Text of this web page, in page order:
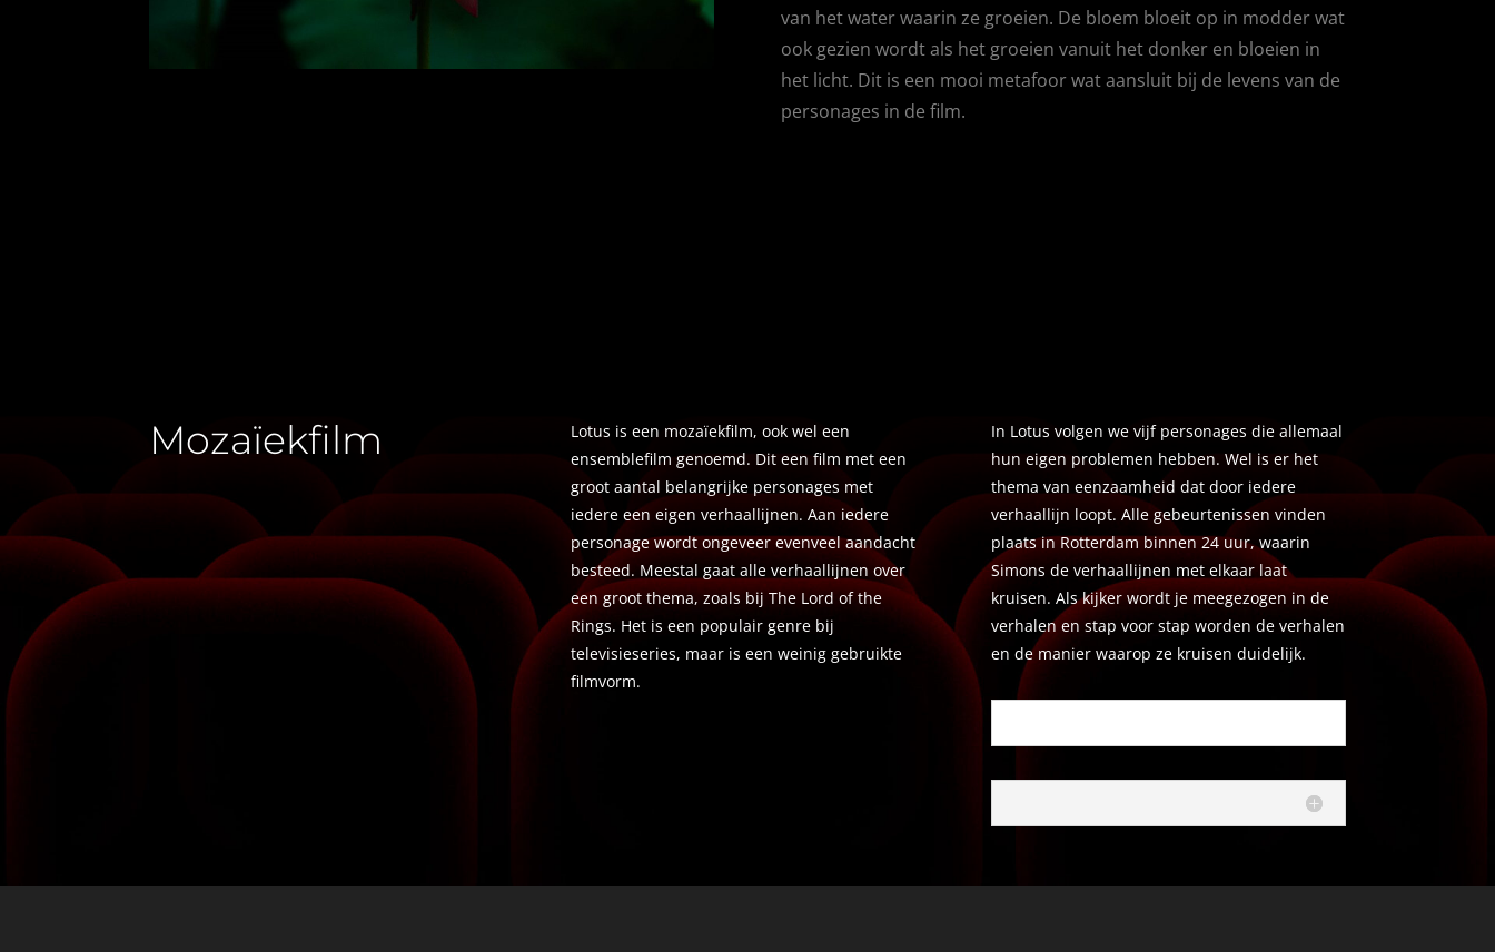
van het water waarin ze groeien. De bloem bloeit op in modder wat
ook gezien wordt als het groeien vanuit het donker en bloeien in
het licht. Dit is een mooi metafoor wat aansluit bij de levens van de
personages in de film.
Mozaïekfilm
Lotus is een mozaïekfilm, ook wel een
ensemblefilm genoemd. Dit een film met een
groot aantal belangrijke personages met
iedere een eigen verhaallijnen. Aan iedere
personage wordt ongeveer evenveel aandacht
besteed. Meestal gaat alle verhaallijnen over
een groot thema, zoals bij The Lord of the
Rings. Het is een populair genre bij
televisieseries, maar is een weinig gebruikte
filmvorm.
In Lotus volgen we vijf personages die allemaal
hun eigen problemen hebben. Wel is er het
thema van eenzaamheid dat door iedere
verhaallijn loopt. Alle gebeurtenissen vinden
plaats in Rotterdam binnen 24 uur, waarin
Simons de verhaallijnen met elkaar laat
kruisen. Als kijker wordt je meegezogen in de
verhalen en stap voor stap worden de verhalen
en de manier waarop ze kruisen duidelijk.